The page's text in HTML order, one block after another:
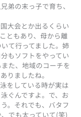
弟の末っ子で育ち、
大会とか出るくらい
ともあり、母から離
て行ってました。姉
もソフトをやってい
た、地域のコーチを
りましたね。
をしている時が実は
ぐんですよ。で、お
。それでも、バタフ
でも太っていて(笑)